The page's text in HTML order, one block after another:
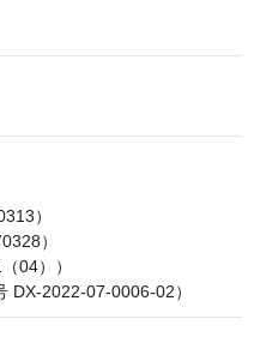
）
）
04））
DX-2022-07-0006-02）